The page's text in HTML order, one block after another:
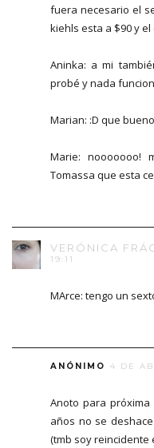
fuera necesario el
kiehls esta a $90 y el
Aninka: a mi
probé y nada
Marian: :D que
Marie: nooooooo!
Tomassa que esta
VERÓNICA
19:11
MArce: tengo un
ANÓNIMO 4 DE
Anoto para
años no se
(tmb soy reincidente